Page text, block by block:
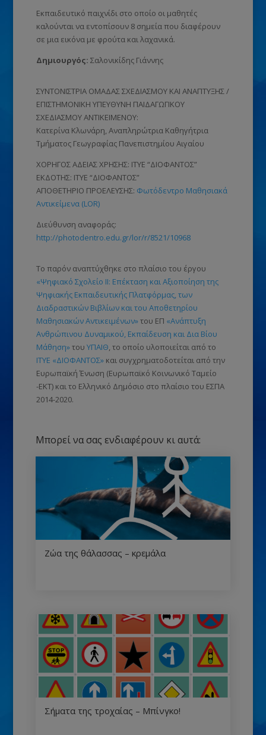
Εκπαιδευτικό παιχνίδι στο οποίο οι μαθητές
καλούνται να εντοπίσουν 8 σημεία που διαφέρουν
σε μια εικόνα με φρούτα και λαχανικά.
Δημιουργός: Σαλονικίδης Γιάννης
ΣΥΝΤΟΝΙΣΤΡΙΑ ΟΜΑΔΑΣ ΣΧΕΔΙΑΣΜΟΥ ΚΑΙ ΑΝΑΠΤΥΞΗΣ /
ΕΠΙΣΤΗΜΟΝΙΚΗ ΥΠΕΥΘΥΝΗ ΠΑΙΔΑΓΩΓΙΚΟΥ
ΣΧΕΔΙΑΣΜΟΥ ΑΝΤΙΚΕΙΜΕΝΟΥ:
Κατερίνα Κλωνάρη, Αναπληρώτρια Καθηγήτρια
Τμήματος Γεωγραφίας Πανεπιστημίου Αιγαίου
ΧΟΡΗΓΟΣ ΑΔΕΙΑΣ ΧΡΗΣΗΣ: ΙΤΥΕ “ΔΙΟΦΑΝΤΟΣ”
ΕΚΔΟΤΗΣ: ΙΤΥΕ “ΔΙΟΦΑΝΤΟΣ”
ΑΠΟΘΕΤΗΡΙΟ ΠΡΟΕΛΕΥΣΗΣ: Φωτόδεντρο Μαθησιακά
Αντικείμενα (LOR)
Διεύθυνση αναφοράς:
http://photodentro.edu.gr/lor/r/8521/10968
Το παρόν αναπτύχθηκε στο πλαίσιο του έργου
«Ψηφιακό Σχολείο ΙΙ: Επέκταση και Αξιοποίηση της
Ψηφιακής Εκπαιδευτικής Πλατφόρμας, των
Διαδραστικών Βιβλίων και του Αποθετηρίου
Μαθησιακών Αντικειμένων»του ΕΠ «Ανάπτυξη
Ανθρώπινου Δυναμικού, Εκπαίδευση και Δια Βίου
Μάθηση»του ΥΠΑΙΘ, το οποίο υλοποιείται από το
ΙΤΥΕ «ΔΙΟΦΑΝΤΟΣ»και συγχρηματοδοτείται από την
Ευρωπαϊκή Ένωση (Ευρωπαϊκό Κοινωνικό Ταμείο
-ΕΚΤ) και το Ελληνικό Δημόσιο στο πλαίσιο του ΕΣΠΑ
2014-2020.
Μπορεί να σας ενδιαφέρουν κι αυτά:
Ζώα της θάλασσας – κρεμάλα
Σήματα της τροχαίας – Μπίνγκο!